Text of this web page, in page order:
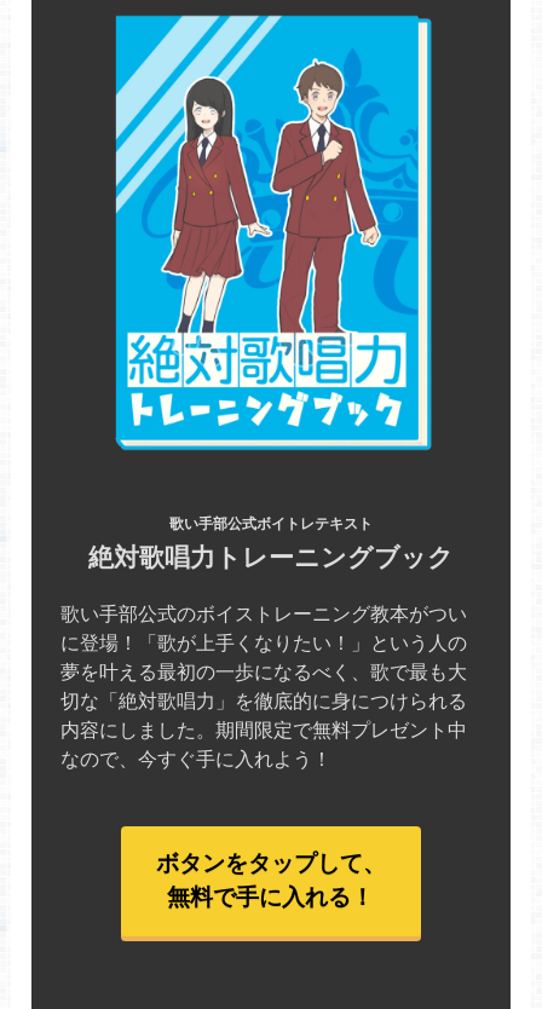
歌い手部公式ボイトレテキスト
絶対歌唱力トレーニングブック
歌い手部公式のボイストレーニング教本がつい
に登場！「歌が上手くなりたい！」という人の
夢を叶える最初の一歩になるべく、歌で最も大
切な「絶対歌唱力」を徹底的に身につけられる
内容にしました。期間限定で無料プレゼント中
なので、今すぐ手に入れよう！
ボタンをタップして、
無料で手に入れる！